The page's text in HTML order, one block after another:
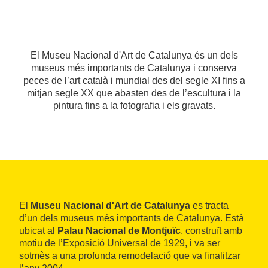
El Museu Nacional d'Art de Catalunya és un dels
museus més importants de Catalunya i conserva
peces de l’art català i mundial des del segle XI fins a
mitjan segle XX que abasten des de l’escultura i la
pintura fins a la fotografia i els gravats.
El Museu Nacional d'Art de Catalunya es tracta
d’un dels museus més importants de Catalunya. Està
ubicat al
Palau Nacional de Montjuïc, construït amb
motiu de l’Exposició Universal de 1929, i va ser
sotmès a una profunda remodelació que va finalitzar